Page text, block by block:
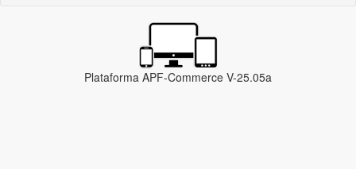
Plataforma APF-Commerce V-25.05a